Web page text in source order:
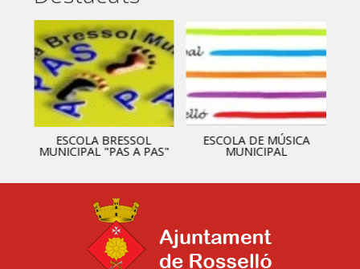
ESCOLA BRESSOL
MUNICIPAL "PAS A PAS"
ESCOLA DE MÚSICA
MUNICIPAL